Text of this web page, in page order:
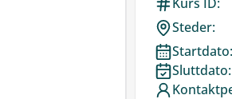
Steder:
Startdato:
Sluttdato: